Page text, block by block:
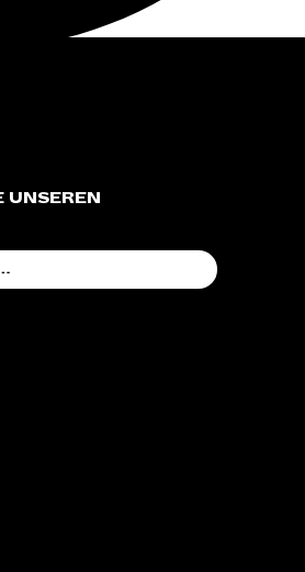
UNSEREN